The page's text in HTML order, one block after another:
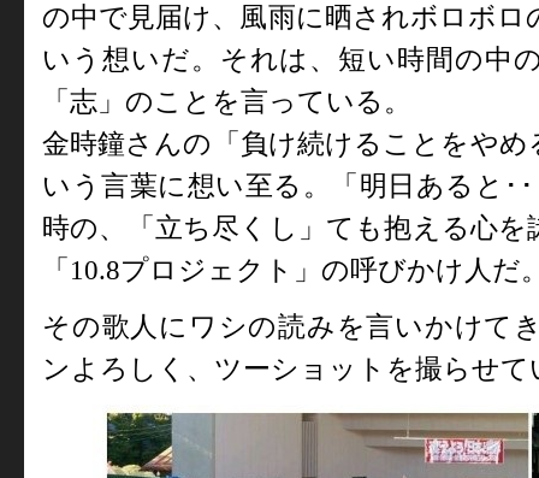
の中で見届け、風雨に晒されボロボ
いう想いだ。それは、短い時間の中
「志」のことを言っている。
金時鐘さんの「負け続けることをや
いう言葉に想い至る。「明日あると･
時の、「立ち尽くし」ても抱える心
「 10.8プロジェクト」の呼びかけ人だ
その歌人にワシの読みを言いかけて
ンよろしく、ツーショットを撮らせ